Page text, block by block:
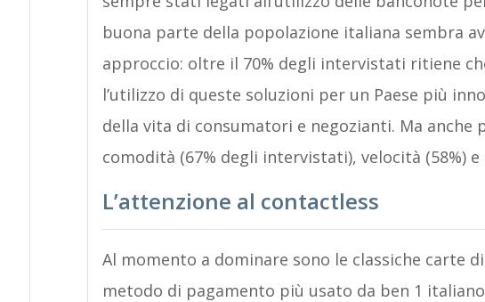
buona parte della popolazione italiana sembra
approccio: oltre il 70% degli intervistati ritiene
l’utilizzo di queste soluzioni per un Paese più
della vita di consumatori e negozianti. Ma anche
comodità (67% degli intervistati), velocità (58%) e
L’attenzione al contactless
Al momento a dominare sono le classiche carte
metodo di pagamento più usato da ben 1